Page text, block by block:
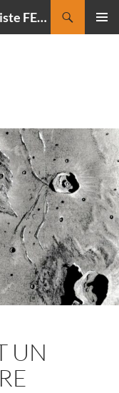
CIELMANIA : le blog de Jean-Baptiste FELDMANN, photographe du ciel
UN